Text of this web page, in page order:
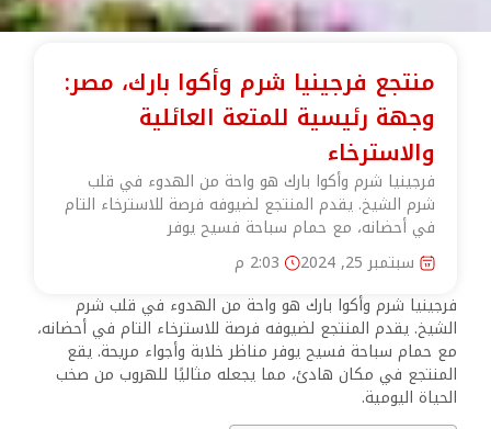
منتجع فرجينيا شرم وأكوا بارك، مصر:
وجهة رئيسية للمتعة العائلية
والاسترخاء
فرجينيا شرم وأكوا بارك هو واحة من الهدوء في قلب
شرم الشيخ. يقدم المنتجع لضيوفه فرصة للاسترخاء التام
في أحضانه، مع حمام سباحة فسيح يوفر
سبتمبر 25, 2024
2:03 م
فرجينيا شرم وأكوا بارك هو واحة من الهدوء في قلب شرم
الشيخ. يقدم المنتجع لضيوفه فرصة للاسترخاء التام في أحضانه،
مع حمام سباحة فسيح يوفر مناظر خلابة وأجواء مريحة. يقع
المنتجع في مكان هادئ، مما يجعله مثاليًا للهروب من صخب
الحياة اليومية.